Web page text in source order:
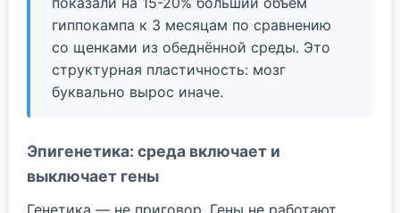
гиппокампа к 3 месяцам по сравнению
со щенками из обеднённой среды. Это
структурная пластичность: мозг
буквально вырос иначе.
Эпигенетика: среда включает и
выключает гены
Генетика — не приговор. Гены не работают